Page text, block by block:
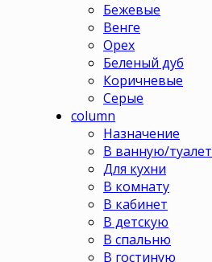
Бежевые
Венге
Орех
Беленый дуб
Коричневые
Серые
column
Назначение
В ванную/туалет
Для кухни
В комнату
В кабинет
В детскую
В спальню
В гостиную